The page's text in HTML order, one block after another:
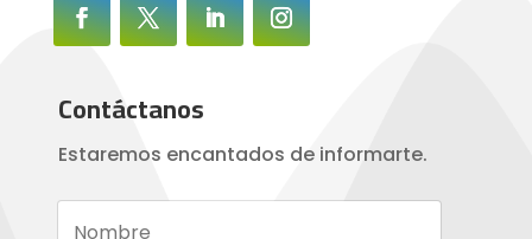
Contáctanos
Estaremos encantados de informarte.